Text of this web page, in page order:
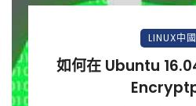
LINUX中國
如何在 Ubuntu